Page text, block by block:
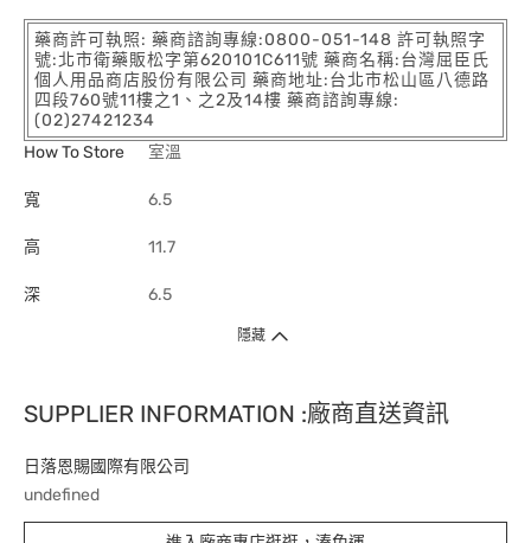
藥商許可執照: 藥商諮詢專線:0800-051-148 許可執照字
號:北市衛藥販松字第620101C611號 藥商名稱:台灣屈臣氏
個人用品商店股份有限公司 藥商地址:台北市松山區八德路
四段760號11樓之1、之2及14樓 藥商諮詢專線:
(02)27421234
How To Store
室溫
寬 6.5
高 11.7
深 6.5
隱藏
SUPPLIER INFORMATION :廠商直送資訊
日落恩賜國際有限公司
undefined